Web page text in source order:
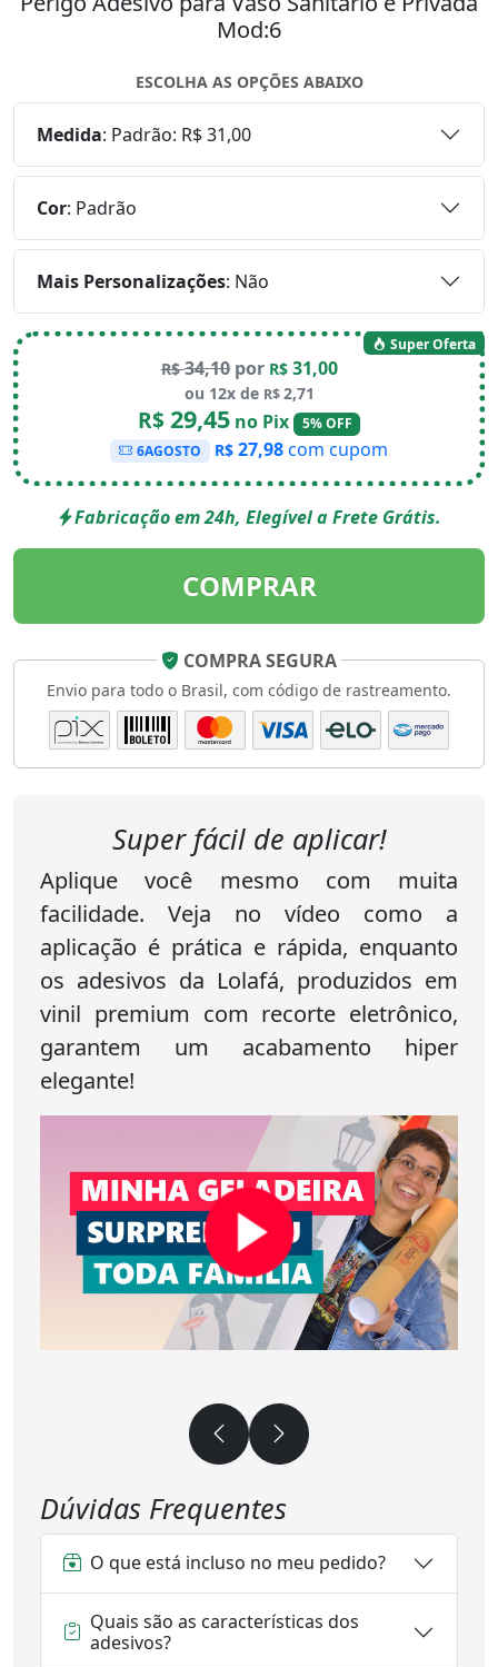
Mod:6
ESCOLHA AS OPÇÕES ABAIXO
Medida: Padrão: R$ 31,00
Cor: Padrão
Mais Personalizações: Não
Super Oferta
R$34,10por R$ 31,00
ou 12x de R$2,71
R$29,45no Pix
5% OFF
6AGOSTO
R$ 27,98com cupom
Fabricação em 24h, Elegível a Frete Grátis.
COMPRAR
COMPRA SEGURA
Envio para todo o Brasil, com código de rastreamento.
Super fácil de aplicar!
Aplique você mesmo com muita
facilidade. Veja no vídeo como a
aplicação é prática e rápida, enquanto
os adesivos da Lolafá, produzidos em
vinil premium com recorte eletrônico,
garantem um acabamento hiper
elegante!
Dúvidas Frequentes
O que está incluso no meu pedido?
Quais são as características dos
adesivos?